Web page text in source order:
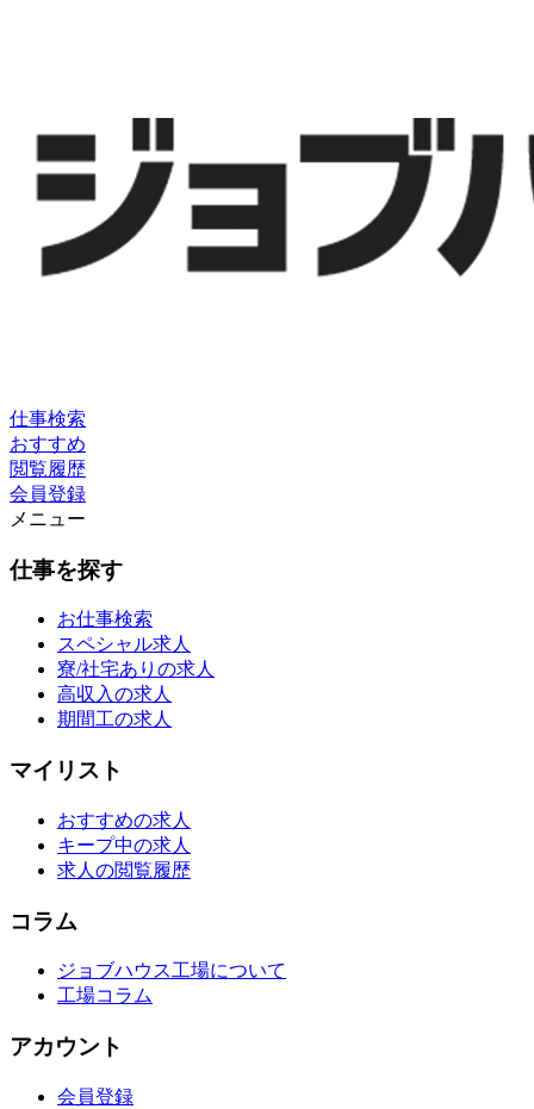
仕事検索
おすすめ
閲覧履歴
会員登録
メニュー
仕事を探す
お仕事検索
スペシャル求人
寮/社宅ありの求人
高収入の求人
期間工の求人
マイリスト
おすすめの求人
キープ中の求人
求人の閲覧履歴
コラム
ジョブハウス工場について
工場コラム
アカウント
会員登録